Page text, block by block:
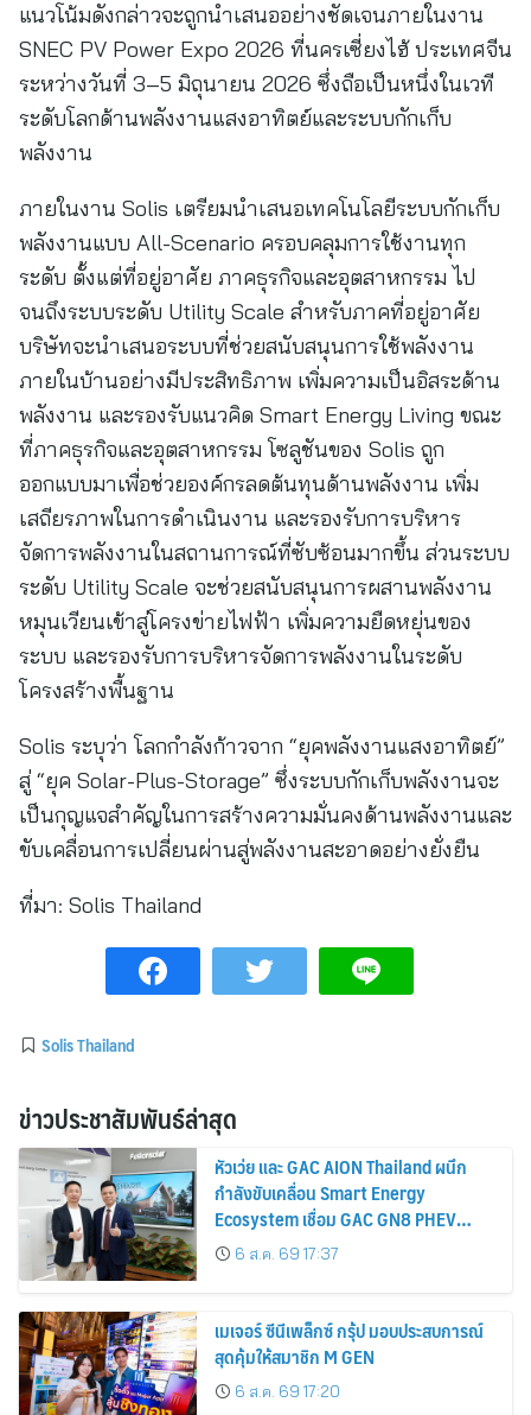
แนวโน้มดังกล่าวจะถูกนำเสนออย่างชัดเจนภายในงาน
SNEC PV Power Expo 2026 ที่นครเซี่ยงไฮ้ ประเทศจีน
ระหว่างวันที่ 3–5 มิถุนายน 2026 ซึ่งถือเป็นหนึ่งในเวที
ระดับโลกด้านพลังงานแสงอาทิตย์และระบบกักเก็บ
พลังงาน
ภายในงาน Solis เตรียมนำเสนอเทคโนโลยีระบบกักเก็บ
พลังงานแบบ All-Scenario ครอบคลุมการใช้งานทุก
ระดับ ตั้งแต่ที่อยู่อาศัย ภาคธุรกิจและอุตสาหกรรม ไป
จนถึงระบบระดับ Utility Scale สำหรับภาคที่อยู่อาศัย
บริษัทจะนำเสนอระบบที่ช่วยสนับสนุนการใช้พลังงาน
ภายในบ้านอย่างมีประสิทธิภาพ เพิ่มความเป็นอิสระด้าน
พลังงาน และรองรับแนวคิด Smart Energy Living ขณะ
ที่ภาคธุรกิจและอุตสาหกรรม โซลูชันของ Solis ถูก
ออกแบบมาเพื่อช่วยองค์กรลดต้นทุนด้านพลังงาน เพิ่ม
เสถียรภาพในการดำเนินงาน และรองรับการบริหาร
จัดการพลังงานในสถานการณ์ที่ซับซ้อนมากขึ้น ส่วนระบบ
ระดับ Utility Scale จะช่วยสนับสนุนการผสานพลังงาน
หมุนเวียนเข้าสู่โครงข่ายไฟฟ้า เพิ่มความยืดหยุ่นของ
ระบบ และรองรับการบริหารจัดการพลังงานในระดับ
โครงสร้างพื้นฐาน
Solis ระบุว่า โลกกำลังก้าวจาก “ยุคพลังงานแสงอาทิตย์”
สู่ “ยุค Solar-Plus-Storage” ซึ่งระบบกักเก็บพลังงานจะ
เป็นกุญแจสำคัญในการสร้างความมั่นคงด้านพลังงานและ
ขับเคลื่อนการเปลี่ยนผ่านสู่พลังงานสะอาดอย่างยั่งยืน
ที่มา: Solis Thailand
Solis Thailand
ข่าวประชาสัมพันธ์ล่าสุด
หัวเว่ย และ GAC AION Thailand ผนึก
กำลังขับเคลื่อน Smart Energy
Ecosystem เชื่อม GAC GN8 PHEV
รถยนต์ MPV ระดับพรีเมียม เข้ากับ
พลังงานแสงอาทิตย์ภายในบ้าน
6 ส.ค. 69 17:37
เมเจอร์ ซีนีเพล็กซ์ กรุ้ป มอบประสบการณ์
สุดคุ้มให้สมาชิก M GEN
6 ส.ค. 69 17:20